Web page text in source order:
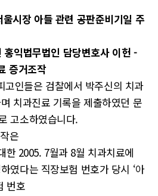
시장 아들 관련 공판준비기일 주
익법무법인 담당변호사 이헌 -
증거조작
고인들은 검찰에서 박주신의 치과
치과진료 기록을 제출하였던 문
고소하였습니다.
은
한 2005. 7월과 8월 치과치료에
였다는 직장보험 번호가 당시 ‘아
번호